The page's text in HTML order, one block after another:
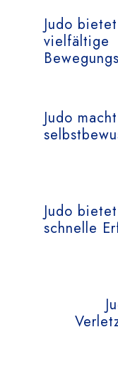
Judo bietet
vielfältige
Judo macht
Judo bietet
schnelle